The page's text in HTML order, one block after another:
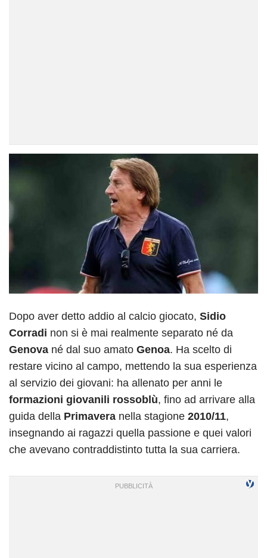
Dopo aver detto addio al calcio giocato, Sidio
Corradi non si è mai realmente separato né da
Genova né dal suo amato Genoa. Ha scelto di
restare vicino al campo, mettendo la sua esperienza
al servizio dei giovani: ha allenato per anni le
formazioni giovanili rossoblù, fino ad arrivare alla
guida della Primavera nella stagione 2010/11,
insegnando ai ragazzi quella passione e quei valori
che avevano contraddistinto tutta la sua carriera.